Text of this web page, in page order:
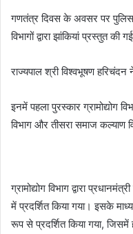
गणतंत्र दिवस के अवसर पर पुलिस
विभागों द्वारा झांकियां प्रस्तुत की
राज्यपाल श्री विश्वभूषण
इनमें पहला पुरस्कार ग्रामोद्योग
विभाग और तीसरा समाज कल्याण
ग्रामोद्योग विभाग द्वारा
में प्रदर्शित किया गया। इसके
रूप से प्रदर्शित किया गया, जिसमें